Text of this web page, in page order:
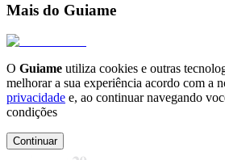
Mais do Guiame
O Guiame utiliza cookies e outras
melhorar a sua experiência acordo com a
privacidade e, ao continuar navegando
condições
Continuar